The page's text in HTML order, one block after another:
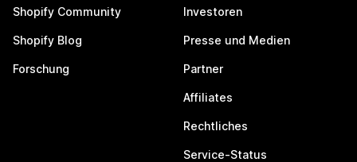
Shopify Community
Shopify Blog
Forschung
Investoren
Presse und Medien
Partner
Affiliates
Rechtliches
Service-Status